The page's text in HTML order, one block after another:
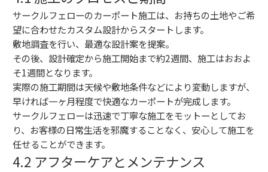
サークルフェローのカーポート施工は、お持ちの土地やご希
望に合わせたカスタム設計からスタートします。
敷地調査を行い、最適な設計案を提案。
その後、設計確定から施工開始まで約2週間、施工はおおよ
そ1週間となります。
実際の施工期間は天候や敷地条件などにより変動しますが、
早ければ一ヶ月程度で快適なカーポートが完成します。
サークルフェローは迅速で丁寧な施工をモットーとしてお
り、お客様の日常生活を邪魔することなく、安心して施工を
任せることができます。
4.2 アフターケアとメンテナンス